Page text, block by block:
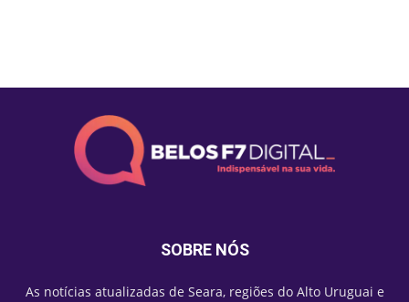
SOBRE NÓS
As notícias atualizadas de Seara, regiões do Alto Uruguai e